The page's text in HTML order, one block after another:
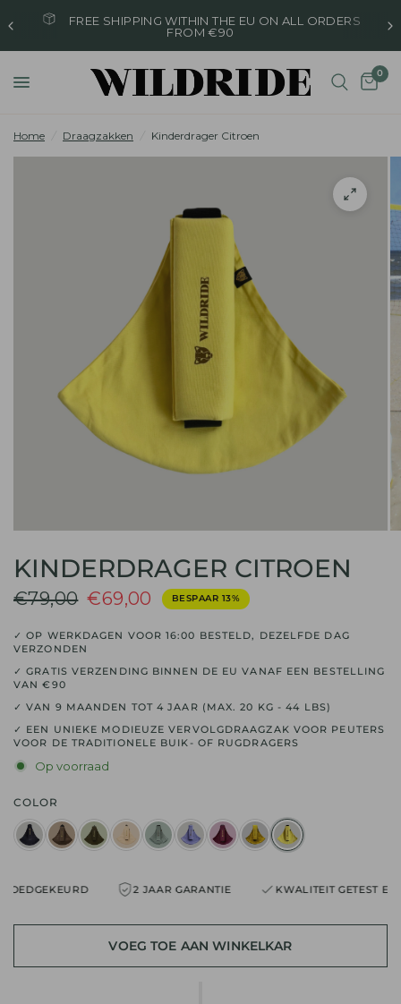
FREE SHIPPING WITHIN THE EU ON ALL ORDERS
FROM €90
0
Home Draagzakken Kinderdrager Citroen
KINDERDRAGER CITROEN
€79,00 €69,00 BESPAAR 13%
✓ OP WERKDAGEN VOOR 16:00 BESTELD, DEZELFDE DAG
VERZONDEN
✓ GRATIS VERZENDING BINNEN DE EU VANAF EEN BESTELLING
VAN €90
✓ VAN 9 MAANDEN TOT 4 JAAR (MAX. 20 KG - 44 LBS)
✓ EEN UNIEKE MODIEUZE VERVOLGDRAAGZAK VOOR PEUTERS
VOOR DE TRADITIONELE BUIK- OF RUGDRAGERS
Op voorraad
COLOR
2 JAAR GARANTIE KWALITEIT GETEST EN
VOEG TOE AAN WINKELKAR